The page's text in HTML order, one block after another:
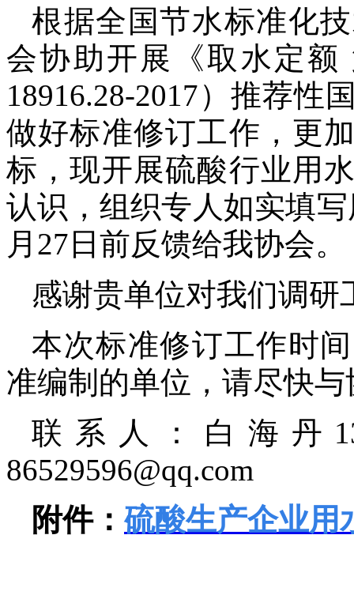
根据全国节水标准化
会协助开展《取水定额
18916.28-2017）推荐性
做好标准修订工作，更
标，现开展硫酸行业用
认识，组织专人如实填
月 27 日前反馈给我协会。
感谢贵单位对我们调研
本次标准修订工作时
准编制的单位，请尽快
联系人：白海丹
86529596@qq.com
附件： 硫酸生产企业用